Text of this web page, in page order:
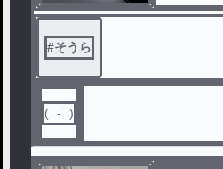
#そうら
( ˙-˙ )